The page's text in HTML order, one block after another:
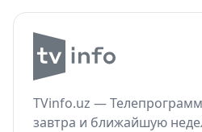
TVinfo.uz —
завтра и ближайшую